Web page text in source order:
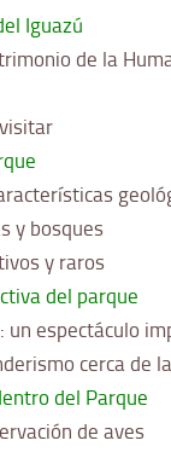
Iguazú
de la
y bosques
y raros
del parque
un espectáculo
cerca de
del Parque
de aves